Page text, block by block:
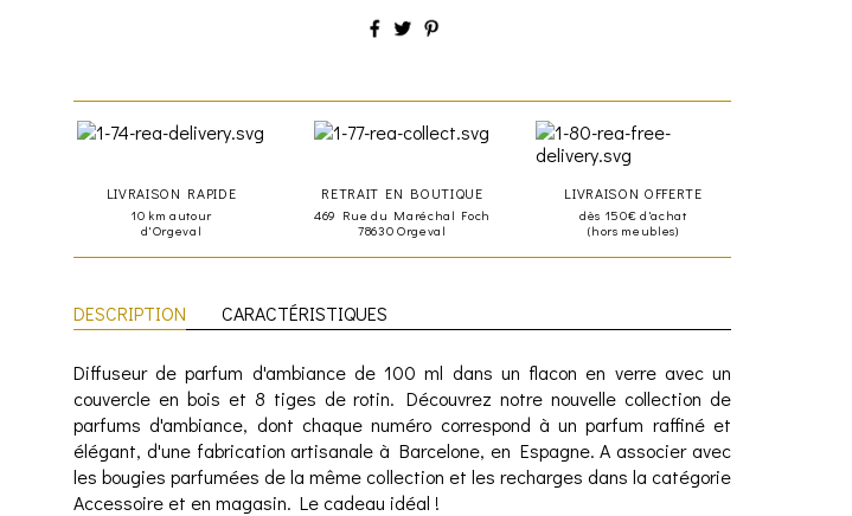
LIVRAISON RAPIDE
10 km autour
d'Orgeval
RETRAIT EN BOUTIQUE
469 Rue du Maréchal Foch
78630 Orgeval
LIVRAISON OFFERTE
dès 150€ d'achat
(hors meubles)
DESCRIPTION CARACTÉRISTIQUES
Diffuseur de parfum d'ambiance de 100 ml dans un flacon en verre avec un
couvercle en bois et 8 tiges de rotin. Découvrez notre nouvelle collection de
parfums d'ambiance, dont chaque numéro correspond à un parfum raffiné et
élégant, d'une fabrication artisanale à Barcelone, en Espagne. A associer avec
les bougies parfumées de la même collection et les recharges dans la catégorie
Accessoire et en magasin. Le cadeau idéal !